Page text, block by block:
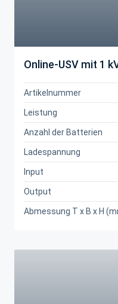
Online-USV mit 1
Artikelnummer
Leistung
Anzahl der Batterien
Ladespannung
Input
Output
Abmessung T x B x H